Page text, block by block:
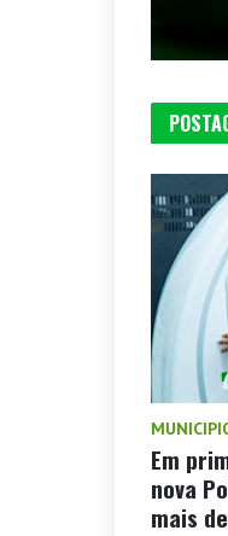
Em
nova
mais